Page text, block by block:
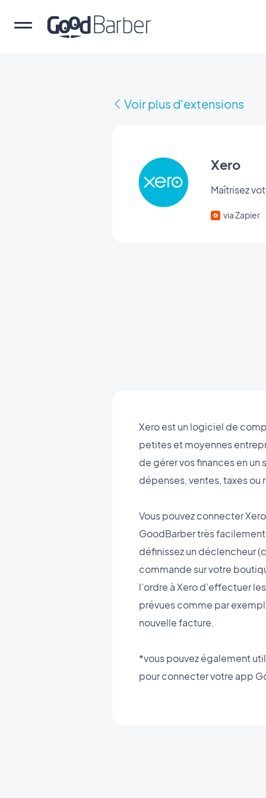
Voir plus d'extensions
Xero
Maîtrisez
via Zapier
Xero est un logiciel de
petites et moyennes
de gérer vos finances en un
dépenses, ventes, taxes ou
Vous pouvez connecter
GoodBarber très facilement
définissez un déclencheur
commande sur votre
l’ordre à Xero d’effectuer
prévues comme par
nouvelle facture.
*vous pouvez également
pour connecter votre app